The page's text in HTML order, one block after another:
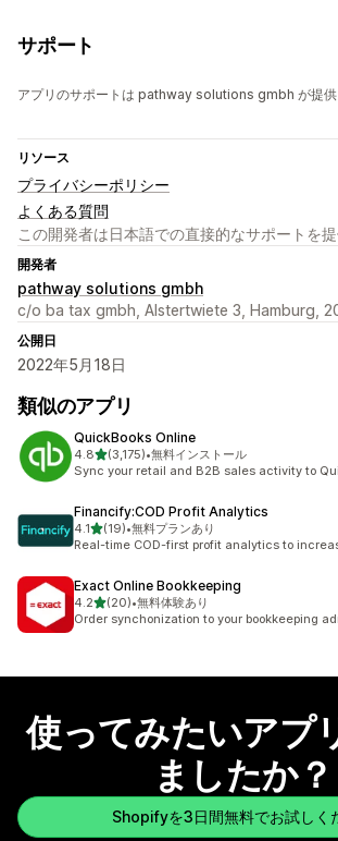
サポート
アプリのサポートは pathway solutions gmbh が提供
リソース
プライバシーポリシー
よくある質問
この開発者は日本語での直接的なサポートを提
開発者
pathway solutions gmbh
c/o ba tax gmbh, Alstertwiete 3, Hamburg,
公開日
2022年5月18日
類似のアプリ
QuickBooks Online
4.85つ星中
(3,175)
合計レビュー数：3175件
•無料インストール
Sync your retail and B2B sales activity to
Financify:COD Profit Analytics
4.15つ星中
(19)
合計レビュー数：19件
•無料プランあり
Real-time COD-first profit analytics to
Exact Online Bookkeeping
4.25つ星中
(20)
合計レビュー数：20件
•無料体験あり
Order synchonization to your bookkeeping
使ってみたいアプ
ましたか？
Shopifyを3日間無料でお試しく